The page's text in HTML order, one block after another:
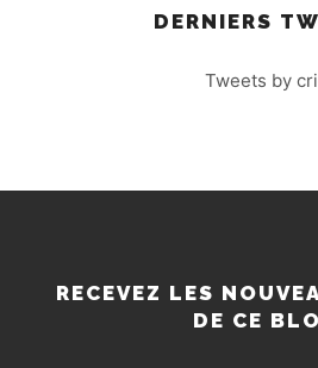
DERNIERS
Tweets by
RECEVEZ LES
DE CE